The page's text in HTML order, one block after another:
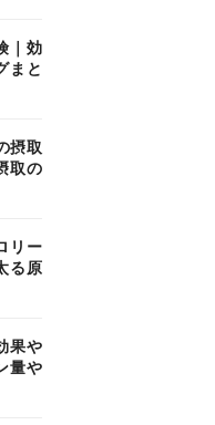
｜効
まと
摂取
取の
リー
る原
果や
量や